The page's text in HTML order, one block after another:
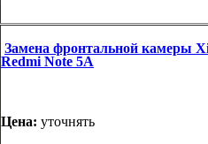
Замена фронтальной камеры
Redmi Note 5A
Цена: уточнять